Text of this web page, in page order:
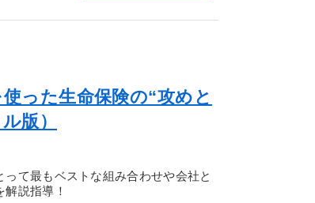
った生命保険の“攻めと
版）
て最もベストな組み合わせや会社と
説指導！